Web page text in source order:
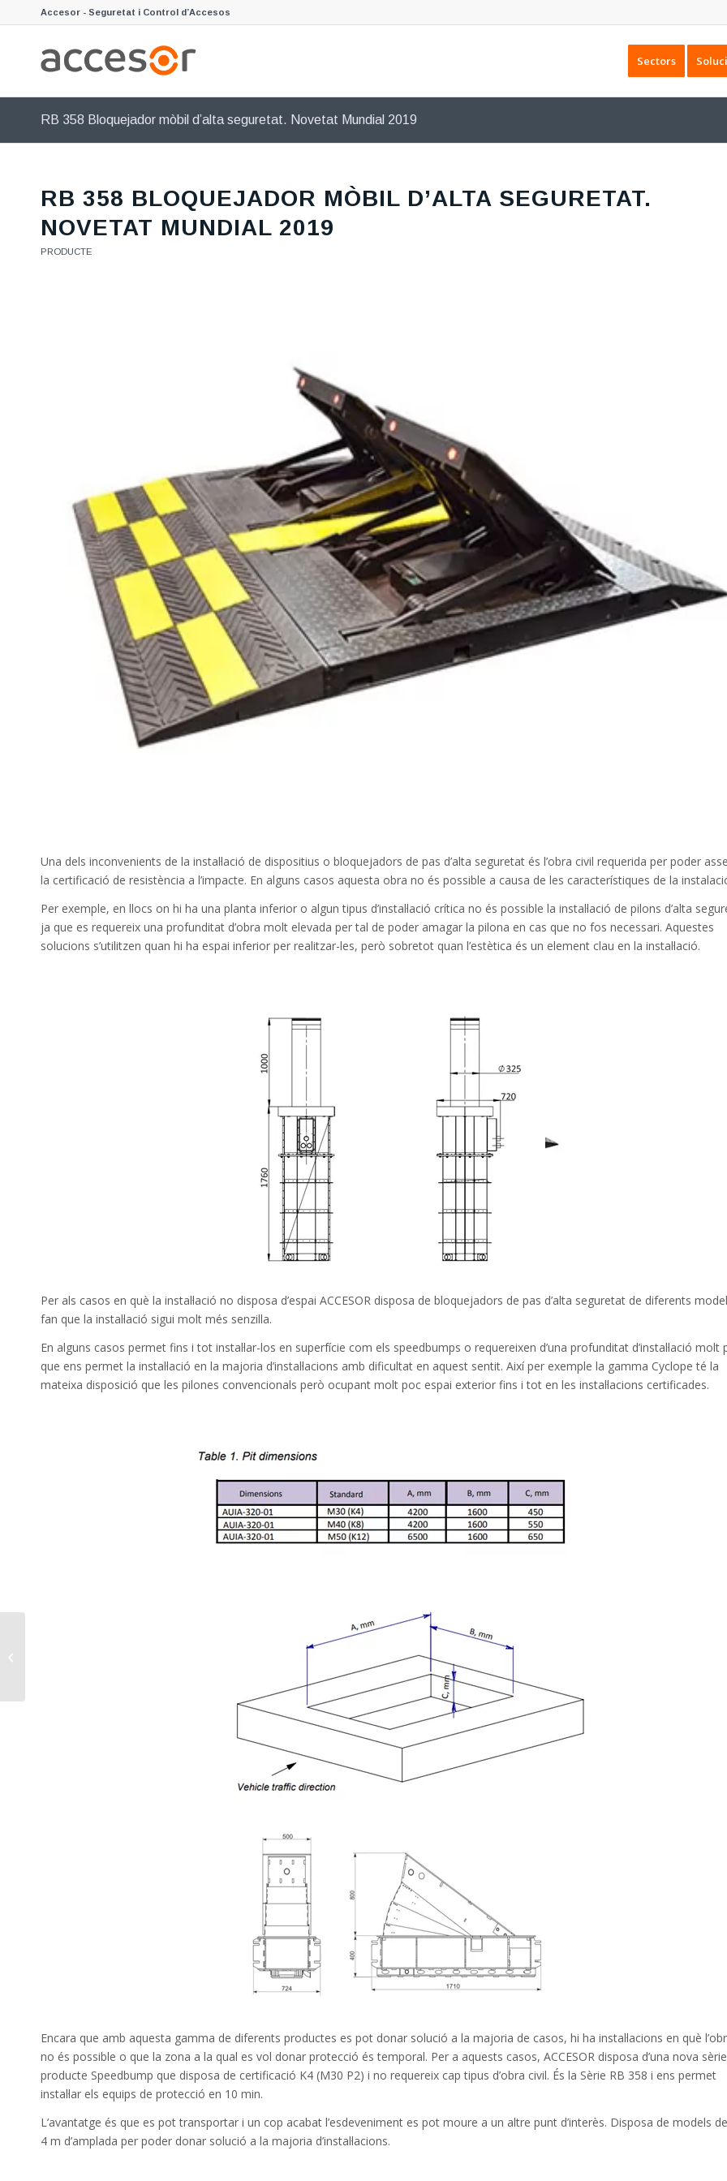
Accesor - Seguretat i Control d’Accesos
Sectors
RB 358 Bloquejador mòbil d’alta seguretat. Novetat Mundial 2019
RB 358 BLOQUEJADOR MÒBIL D’ALTA SEGURETAT.
NOVETAT MUNDIAL 2019
PRODUCTE
Una dels inconvenients de la instal·lació de dispositius o bloquejadors de pas d’alta seguretat és l’obra civil requerida per poder
la certificació de resistència a l’impacte. En alguns casos aquesta obra no és possible a causa de les característiques de la
Per exemple, en llocs on hi ha una planta inferior o algun tipus d’instal·lació crítica no és possible la instal·lació de pilons d’alta
ja que es requereix una profunditat d’obra molt elevada per tal de poder amagar la pilona en cas que no fos necessari. Aquestes
solucions s’utilitzen quan hi ha espai inferior per realitzar-les, però sobretot quan l’estètica és un element clau en la instal·lació.
Per als casos en què la instal·lació no disposa d’espai ACCESOR disposa de bloquejadors de pas d’alta seguretat de diferents
fan que la instal·lació sigui molt més senzilla.
En alguns casos permet fins i tot instal·lar-los en superfície com els speedbumps o requereixen d’una profunditat d’instal·lació molt
que ens permet la instal·lació en la majoria d’instal·lacions amb dificultat en aquest sentit. Així per exemple la gamma Cyclope té la
mateixa disposició que les pilones convencionals però ocupant molt poc espai exterior fins i tot en les instal·lacions certificades.
Encara que amb aquesta gamma de diferents productes es pot donar solució a la majoria de casos, hi ha instal·lacions en què
no és possible o que la zona a la qual es vol donar protecció és temporal. Per a aquests casos, ACCESOR disposa d’una nova sèrie
producte Speedbump que disposa de certificació K4 (M30 P2) i no requereix cap tipus d’obra civil. És la Sèrie RB 358 i ens permet
instal·lar els equips de protecció en 10 min.
L’avantatge és que es pot transportar i un cop acabat l’esdeveniment es pot moure a un altre punt d’interès. Disposa de models
4 m d’amplada per poder donar solució a la majoria d’instal·lacions.